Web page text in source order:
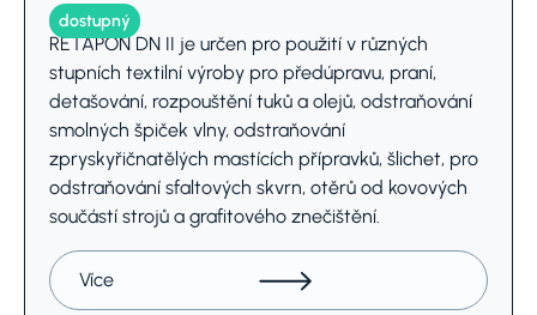
dostupný
RETAPON DN II je určen pro použití v různých
stupních textilní výroby pro předúpravu, praní,
detašování, rozpouštění tuků a olejů, odstraňování
smolných špiček vlny, odstraňování
zpryskyřičnatělých mastících přípravků, šlichet, pro
odstraňování sfaltových skvrn, otěrů od kovových
součástí strojů a grafitového znečištění.
Více